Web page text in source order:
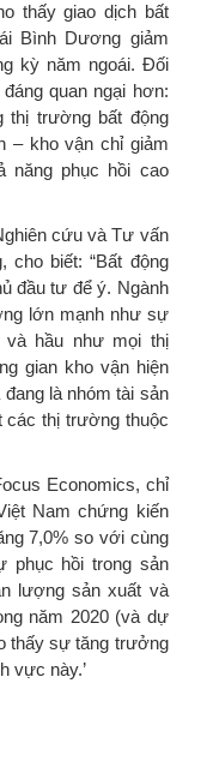
thấy giao dịch bất
Bình Dương giảm
kỳ năm ngoái. Đối
quan ngại hơn:
thị trường bất động
– kho vận chỉ giảm
năng phục hồi cao
cứu và Tư vấn
cho biết: “Bất động
đầu tư để ý. Ngành
lớn mạnh như sự
và hầu như mọi thị
gian kho vận hiện
là nhóm tài sản
các thị trường thuộc
Economics, chỉ
Nam chứng kiến
7,0% so với cùng
phục hồi trong sản
lượng sản xuất và
năm 2020 (và dự
thấy sự tăng trưởng
vực này.’